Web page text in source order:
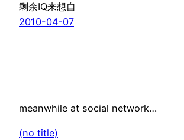
剩余IQ来想自
2010-04-07
meanwhile at social network…
(no title)